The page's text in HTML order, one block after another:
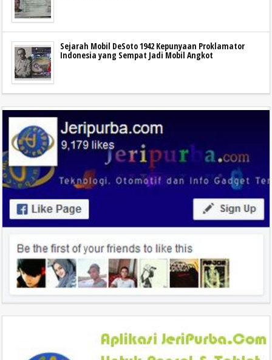
Sejarah Mobil DeSoto 1942 Kepunyaan Proklamator
Indonesia yang Sempat Jadi Mobil Angkot